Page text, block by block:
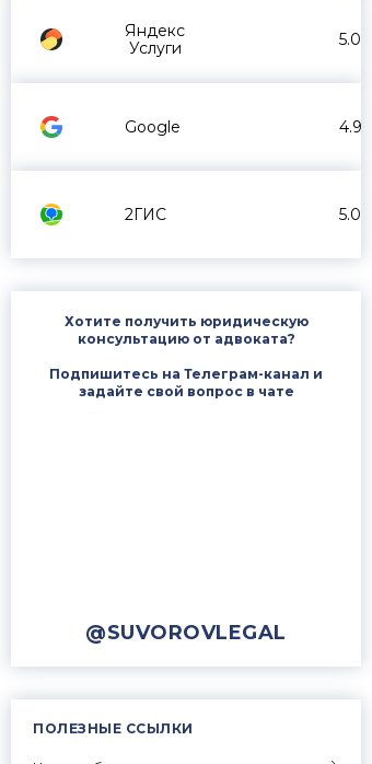
Яндекс
Услуги
5.0
Google 4.9
2ГИС 5.0
Хотите получить юридическую
консультацию от адвоката?
Подпишитесь на Телеграм-канал и
задайте свой вопрос в чате
@SUVOROVLEGAL
ПОЛЕЗНЫЕ ССЫЛКИ